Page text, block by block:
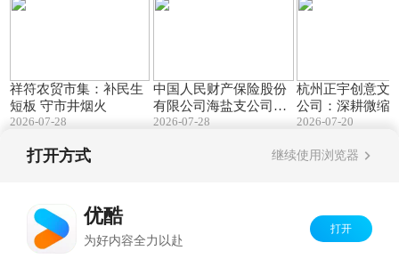
祥符农贸市集：补民生
短板 守市井烟火
2026-07-28
中国人民财产保险股份
有限公司海盐支公司：
海盐“双精准”守护浙北
2026-07-28
杭州正宇创意文
公司：深耕微缩
道 编织中国式“
2026-07-20
打开方式 继续使用浏览器
优酷
为好内容全力以赴
打开